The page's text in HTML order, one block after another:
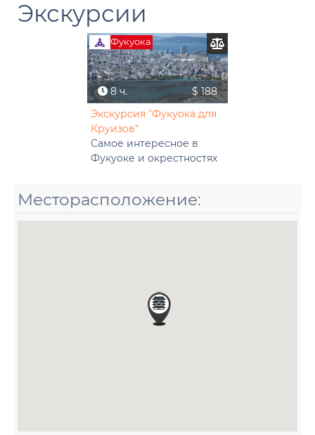
Экскурсии
Фукуока
8 ч.
$ 188
Экскурсия "Фукуока для
Круизов"
Самое интересное в
Фукуоке и окрестностях
Месторасположение: